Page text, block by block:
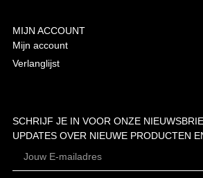
MIJN ACCOUNT
Mijn account
Verlanglijst
SCHRIJF JE IN VOOR ONZE
UPDATES OVER NIEUWE PRODUCTEN